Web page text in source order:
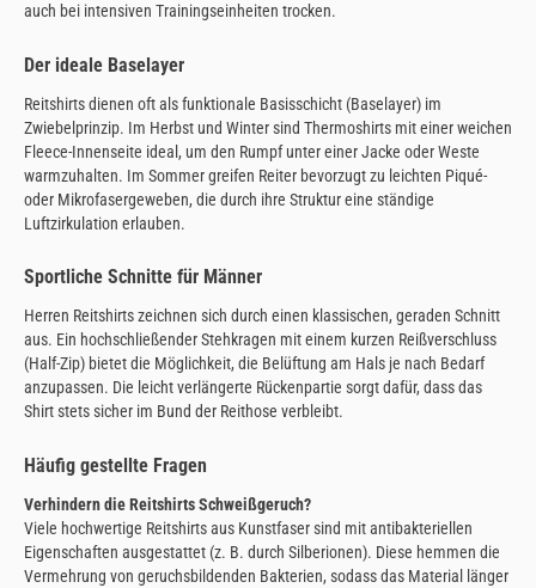
auch bei intensiven Trainingseinheiten trocken.
Der ideale Baselayer
Reitshirts dienen oft als funktionale Basisschicht (Baselayer) im
Zwiebelprinzip. Im Herbst und Winter sind Thermoshirts mit einer weichen
Fleece-Innenseite ideal, um den Rumpf unter einer Jacke oder Weste
warmzuhalten. Im Sommer greifen Reiter bevorzugt zu leichten Piqué-
oder Mikrofasergeweben, die durch ihre Struktur eine ständige
Luftzirkulation erlauben.
Sportliche Schnitte für Männer
Herren Reitshirts zeichnen sich durch einen klassischen, geraden Schnitt
aus. Ein hochschließender Stehkragen mit einem kurzen Reißverschluss
(Half-Zip) bietet die Möglichkeit, die Belüftung am Hals je nach Bedarf
anzupassen. Die leicht verlängerte Rückenpartie sorgt dafür, dass das
Shirt stets sicher im Bund der Reithose verbleibt.
Häufig gestellte Fragen
Verhindern die Reitshirts Schweißgeruch?
Viele hochwertige Reitshirts aus Kunstfaser sind mit antibakteriellen
Eigenschaften ausgestattet (z. B. durch Silberionen). Diese hemmen die
Vermehrung von geruchsbildenden Bakterien, sodass das Material länger